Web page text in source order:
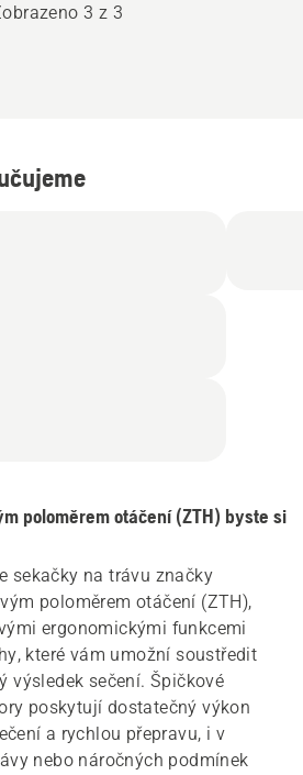
3 z 3
poloměrem otáčení (ZTH) byste si
sekačky na trávu značky
poloměrem otáčení (ZTH),
ergonomickými funkcemi
které vám umožní soustředit
výsledek sečení. Špičkové
poskytují dostatečný výkon
a rychlou přepravu, i v
nebo náročných podmínek